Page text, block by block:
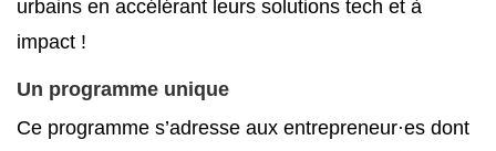
urbains en accélérant leurs solutions tech et à
impact !
Un programme unique
Ce programme s’adresse aux entrepreneur·es dont